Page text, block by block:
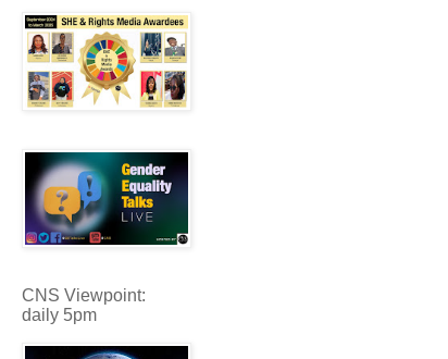
CNS Viewpoint:
daily 5pm